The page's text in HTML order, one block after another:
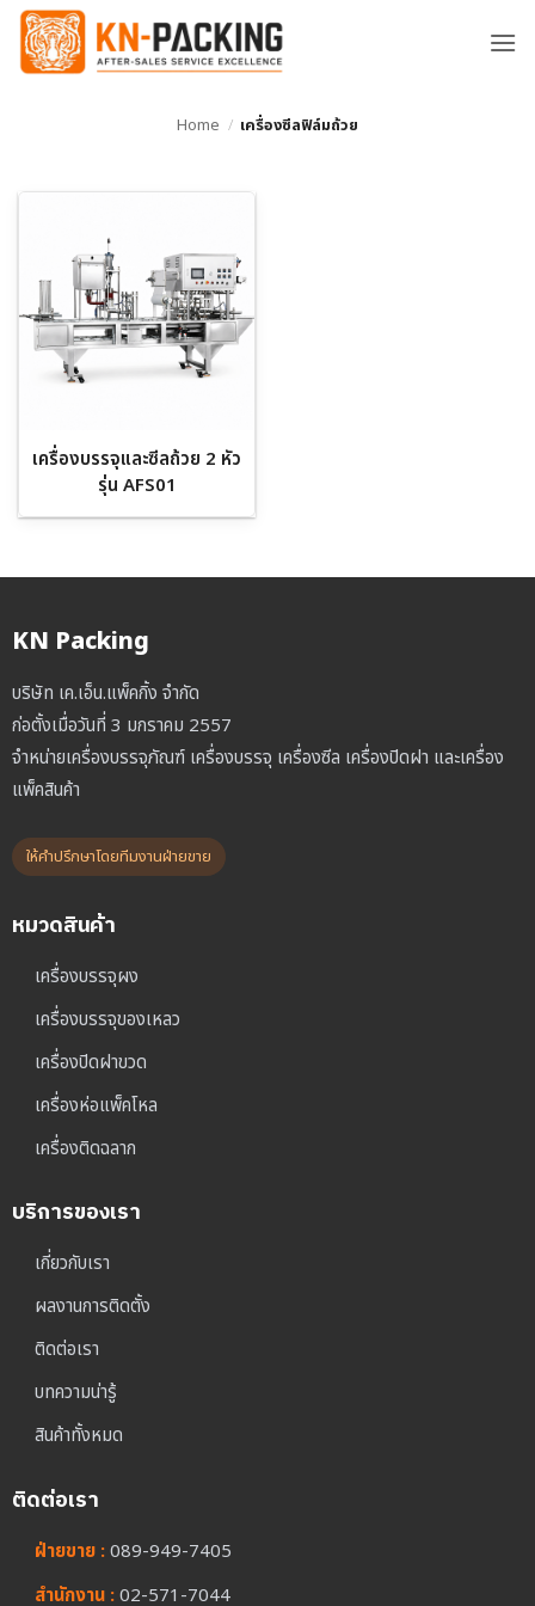
ข้าม
ยัง
Home / เครื่องซีลฟิล์มถ้วย
เครื่องบรรจุและซีลถ้วย 2 หัว
รุ่น AFS01
KN Packing
บริษัท เค.เอ็น.แพ็คกิ้ง จำกัด
ก่อตั้งเมื่อวันที่ 3 มกราคม 2557
จำหน่ายเครื่องบรรจุภัณฑ์ เครื่องบรรจุ เครื่องซีล เครื่องปิดฝา และเครื่อง
แพ็คสินค้า
ให้คำปรึกษาโดยทีมงานฝ่ายขาย
หมวดสินค้า
เครื่องบรรจุผง
เครื่องบรรจุของเหลว
เครื่องปิดฝาขวด
เครื่องห่อแพ็คโหล
เครื่องติดฉลาก
บริการของเรา
เกี่ยวกับเรา
ผลงานการติดตั้ง
ติดต่อเรา
บทความน่ารู้
สินค้าทั้งหมด
ติดต่อเรา
ฝ่ายขาย :089-949-7405
สำนักงาน :02-571-7044